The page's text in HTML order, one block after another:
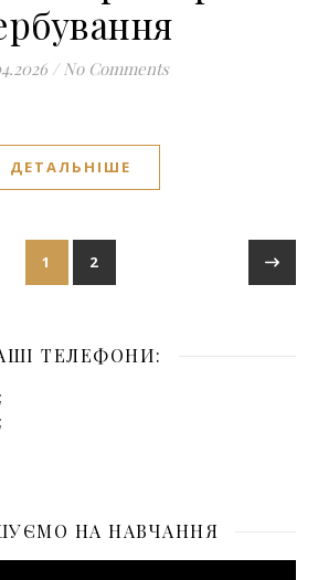
/ No Comments
ДЕТАЛЬНІШЕ
1 2
ТЕЛЕФОНИ:
НА НАВЧАННЯ